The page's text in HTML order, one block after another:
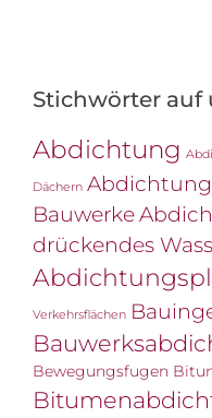
Stichwörter auf
Abdichtung
Dächern
Bauwerke
drückendes
Verkehrsflächen
Bewegungsfugen